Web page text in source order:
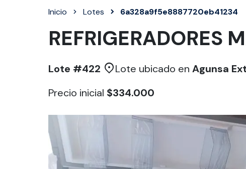
Inicio Lotes 6a328a9f5e8887720eb41234
REFRIGERADORES
Lote #422 Lote ubicado en Agunsa
Precio inicial $334.000